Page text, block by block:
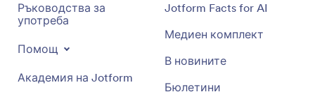
Ръководства за
употреба
Помощ
Академия на Jotform
Jotform Facts for AI
Медиен комплект
В новините
Бюлетини